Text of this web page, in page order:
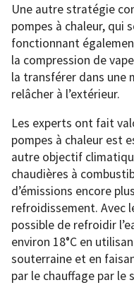
Une autre stratégie
pompes à chaleur, qui
fonctionnant
la compression de
la transférer dans une
relâcher à l’extérieur.
Les experts ont fait
pompes à chaleur est
autre objectif
chaudières à
d’émissions encore
refroidissement. Avec
possible de refroidir
environ 18°C en
souterraine et en
par le chauffage par le